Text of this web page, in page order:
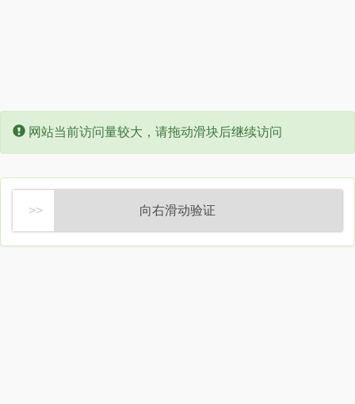
Error:
网站当前访问量较大，请拖动滑块后继续访问
向右滑动验证